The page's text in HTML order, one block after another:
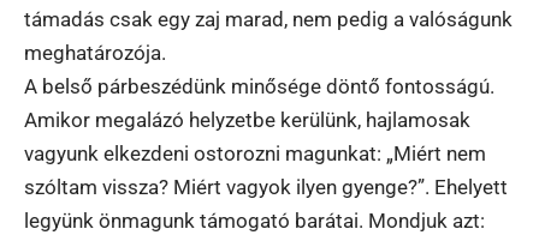
támadás csak egy zaj marad, nem pedig a valóságunk
meghatározója.
A belső párbeszédünk minősége döntő fontosságú.
Amikor megalázó helyzetbe kerülünk, hajlamosak
vagyunk elkezdeni ostorozni magunkat: „Miért nem
szóltam vissza? Miért vagyok ilyen gyenge?”. Ehelyett
legyünk önmagunk támogató barátai. Mondjuk azt: